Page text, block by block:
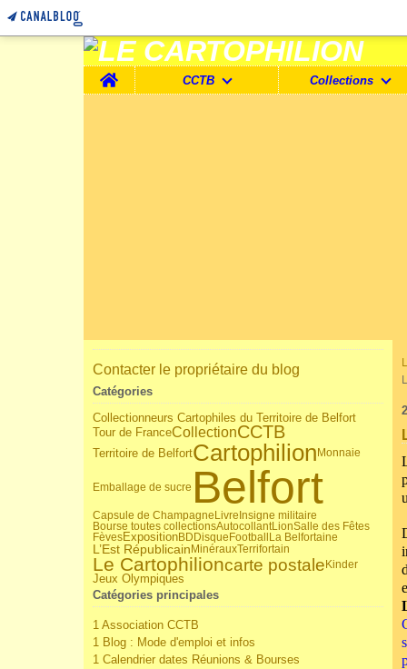
Home
CCTB Collections
Contacter le propriétaire du blog
Catégories
Collectionneurs Cartophiles du Territoire de Belfort
Tour de FranceCollectionCCTB
Territoire de BelfortCartophilion Monnaie
Emballage de sucre Belfort
Capsule de Champagne Livre Insigne militaire
Bourse toutes collectionsAutocollantLionSalle des Fêtes
FèvesExpositionBD Disque Football La Belfortaine
L’Est Républicain MinérauxTerrifortain
Le Cartophilioncarte postale Kinder
Jeux Olympiques
Catégories principales
1 Association CCTB
1 Blog : Mode d'emploi et infos
1 Calendrier dates Réunions & Bourses